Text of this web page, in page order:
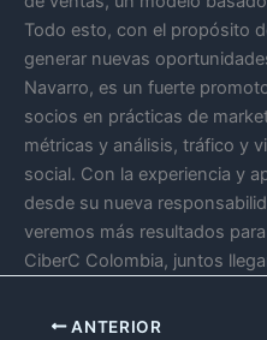
Todo esto, con el propósito
generar nuevas
Navarro, es un fuerte
socios en prácticas de
métricas y análisis, tráfico y
social. Con la experiencia y
desde su nueva
veremos más resultados
CiberC Colombia, juntos
ANTERIOR